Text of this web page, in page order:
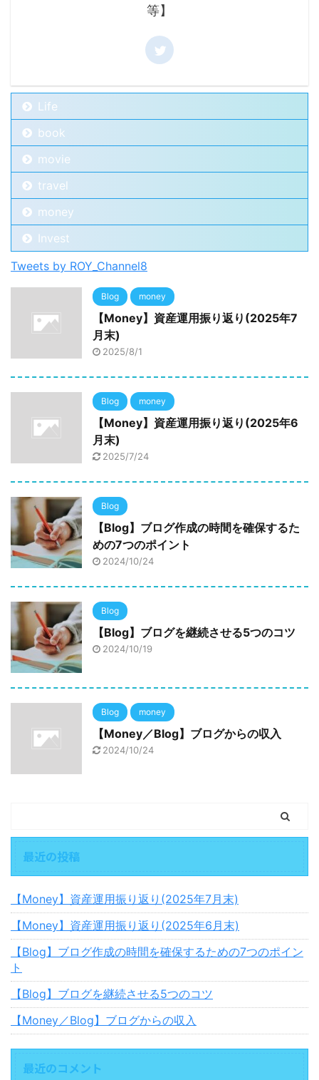
等】
Life
book
movie
travel
money
Invest
Tweets by ROY_Channel8
Blog money
【Money】資産運用振り返り(2025年7
月末)
2025/8/1
Blog money
【Money】資産運用振り返り(2025年6
月末)
2025/7/24
Blog
【Blog】ブログ作成の時間を確保するた
めの7つのポイント
2024/10/24
Blog
【Blog】ブログを継続させる5つのコツ
2024/10/19
Blog money
【Money／Blog】ブログからの収入
2024/10/24
最近の投稿
【Money】資産運用振り返り(2025年7月末)
【Money】資産運用振り返り(2025年6月末)
【Blog】ブログ作成の時間を確保するための7つのポイン
ト
【Blog】ブログを継続させる5つのコツ
【Money／Blog】ブログからの収入
最近のコメント